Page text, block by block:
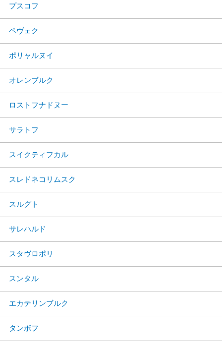
プスコフ
ペヴェク
ポリャルヌイ
オレンブルク
ロストフナドヌー
サラトフ
スイクティフカル
スレドネコリムスク
スルグト
サレハルド
スタヴロポリ
スンタル
エカテリンブルク
タンボフ